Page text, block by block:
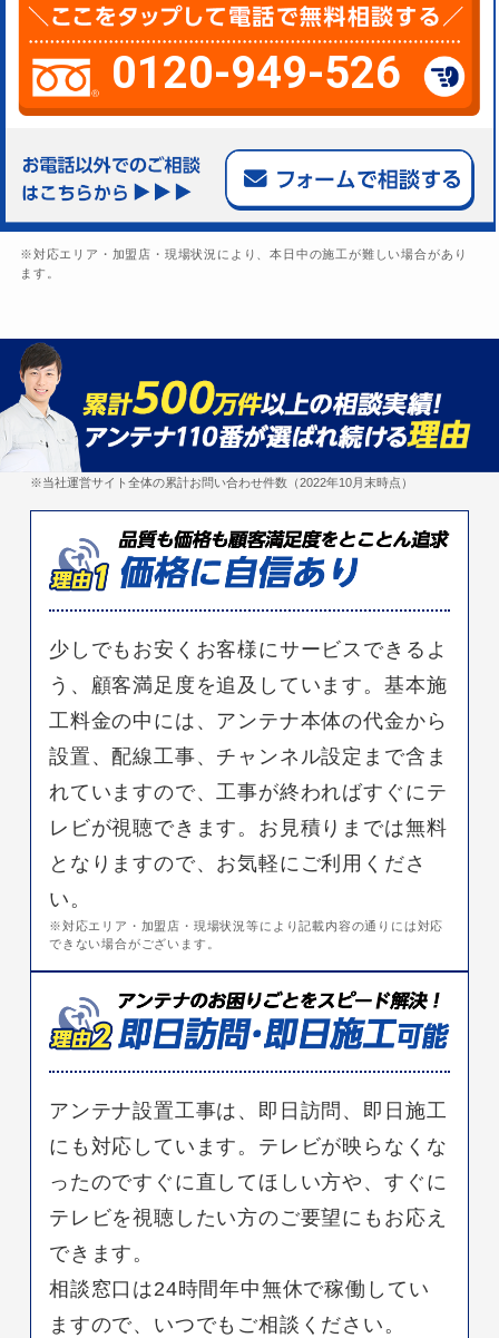
0120-949-526
※対応エリア・加盟店・現場状況により、本日中の施工が難しい場合があり
ます。
※当社運営サイト全体の累計お問い合わせ件数（2022年10月末時点）
少しでもお安くお客様にサービスできるよ
う、顧客満足度を追及しています。基本施
工料金の中には、アンテナ本体の代金から
設置、配線工事、チャンネル設定まで含ま
れていますので、工事が終わればすぐにテ
レビが視聴できます。お見積りまでは無料
となりますので、お気軽にご利用くださ
い。
※対応エリア・加盟店・現場状況等により記載内容の通りには対応
できない場合がございます。
アンテナ設置工事は、即日訪問、即日施工
にも対応しています。テレビが映らなくな
ったのですぐに直してほしい方や、すぐに
テレビを視聴したい方のご要望にもお応え
できます。
相談窓口は24時間年中無休で稼働してい
ますので、いつでもご相談ください。